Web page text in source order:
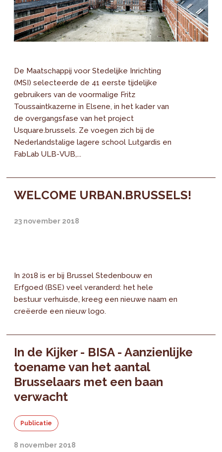
De Maatschappij voor Stedelijke Inrichting
(MSI) selecteerde de 41 eerste tijdelijke
gebruikers van de voormalige Fritz
Toussaintkazerne in Elsene, in het kader van
de overgangsfase van het project
Usquare.brussels. Ze voegen zich bij de
Nederlandstalige lagere school Lutgardis en
FabLab ULB-VUB,...
WELCOME URBAN.BRUSSELS!
23 november 2018
In 2018 is er bij Brussel Stedenbouw en
Erfgoed (BSE) veel veranderd: het hele
bestuur verhuisde, kreeg een nieuwe naam en
creëerde een nieuw logo.
In de Kijker - BISA - Aanzienlijke
toename van het aantal
Brusselaars met een baan
verwacht
Publicatie
8 november 2018